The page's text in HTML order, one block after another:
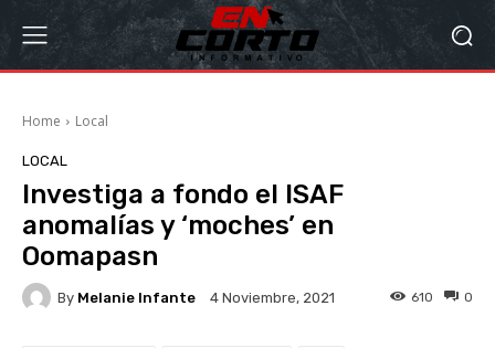
Home Local
LOCAL
Investiga a fondo el ISAF
anomalías y ‘moches’ en
Oomapasn
By Melanie Infante 4 Noviembre, 2021 0
610